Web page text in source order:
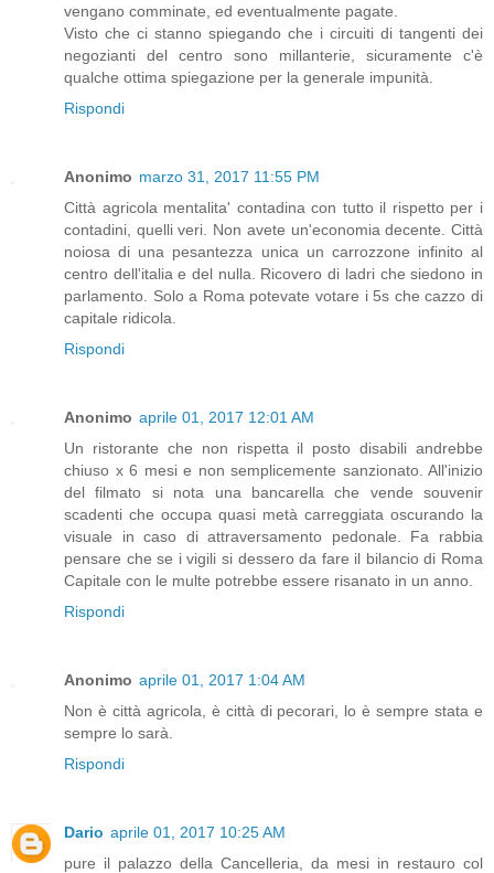
vengano comminate, ed eventualmente pagate.
Visto che ci stanno spiegando che i circuiti di tangenti dei
negozianti del centro sono millanterie, sicuramente c'è
qualche ottima spiegazione per la generale impunità.
Rispondi
Anonimo marzo 31, 2017 11:55 PM
Città agricola mentalita' contadina con tutto il rispetto per i
contadini, quelli veri. Non avete un'economia decente. Città
noiosa di una pesantezza unica un carrozzone infinito al
centro dell'italia e del nulla. Ricovero di ladri che siedono in
parlamento. Solo a Roma potevate votare i 5s che cazzo di
capitale ridicola.
Rispondi
Anonimo aprile 01, 2017 12:01 AM
Un ristorante che non rispetta il posto disabili andrebbe
chiuso x 6 mesi e non semplicemente sanzionato. All'inizio
del filmato si nota una bancarella che vende souvenir
scadenti che occupa quasi metà carreggiata oscurando la
visuale in caso di attraversamento pedonale. Fa rabbia
pensare che se i vigili si dessero da fare il bilancio di Roma
Capitale con le multe potrebbe essere risanato in un anno.
Rispondi
Anonimo aprile 01, 2017 1:04 AM
Non è città agricola, è città di pecorari, lo è sempre stata e
sempre lo sarà.
Rispondi
Dario aprile 01, 2017 10:25 AM
pure il palazzo della Cancelleria, da mesi in restauro col